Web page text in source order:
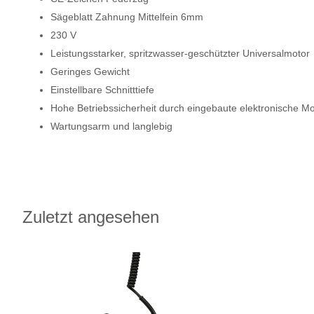
Sägeblatt Zahnung Mittelfein 6mm
230 V
Leistungsstarker, spritzwasser-geschützter Universalmotor
Geringes Gewicht
Einstellbare Schnitttiefe
Hohe Betriebssicherheit durch eingebaute elektronische
Wartungsarm und langlebig
Zuletzt angesehen